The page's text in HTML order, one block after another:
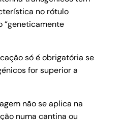
no rótulo
“geneticamente
só é obrigatória se
for superior a
não se aplica na
numa cantina ou